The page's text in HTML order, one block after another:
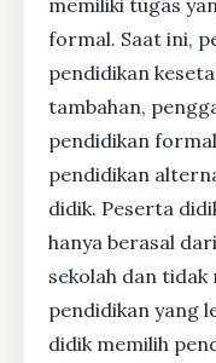
formal. Saat ini,
pendidikan
tambahan,
pendidikan
pendidikan
didik. Peserta
hanya berasal
sekolah dan
pendidikan yang
didik memilih